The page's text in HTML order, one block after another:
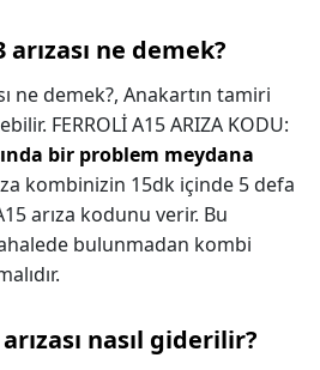
ne demek?
ne demek?, Anakartın tamiri
FERROLİ A15 ARIZA KODU:
bir problem meydana
kombinizin 15dk içinde 5 defa
arıza kodunu verir. Bu
bulunmadan kombi
nasıl giderilir?